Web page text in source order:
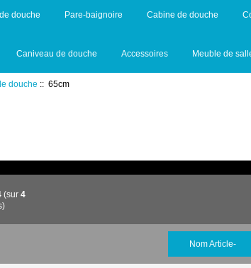
douche Pare-baignoire Cabine de douche
Caniveau de douche Accessoires Meuble de
douche :: 65cm
(sur 4
Nom Article-